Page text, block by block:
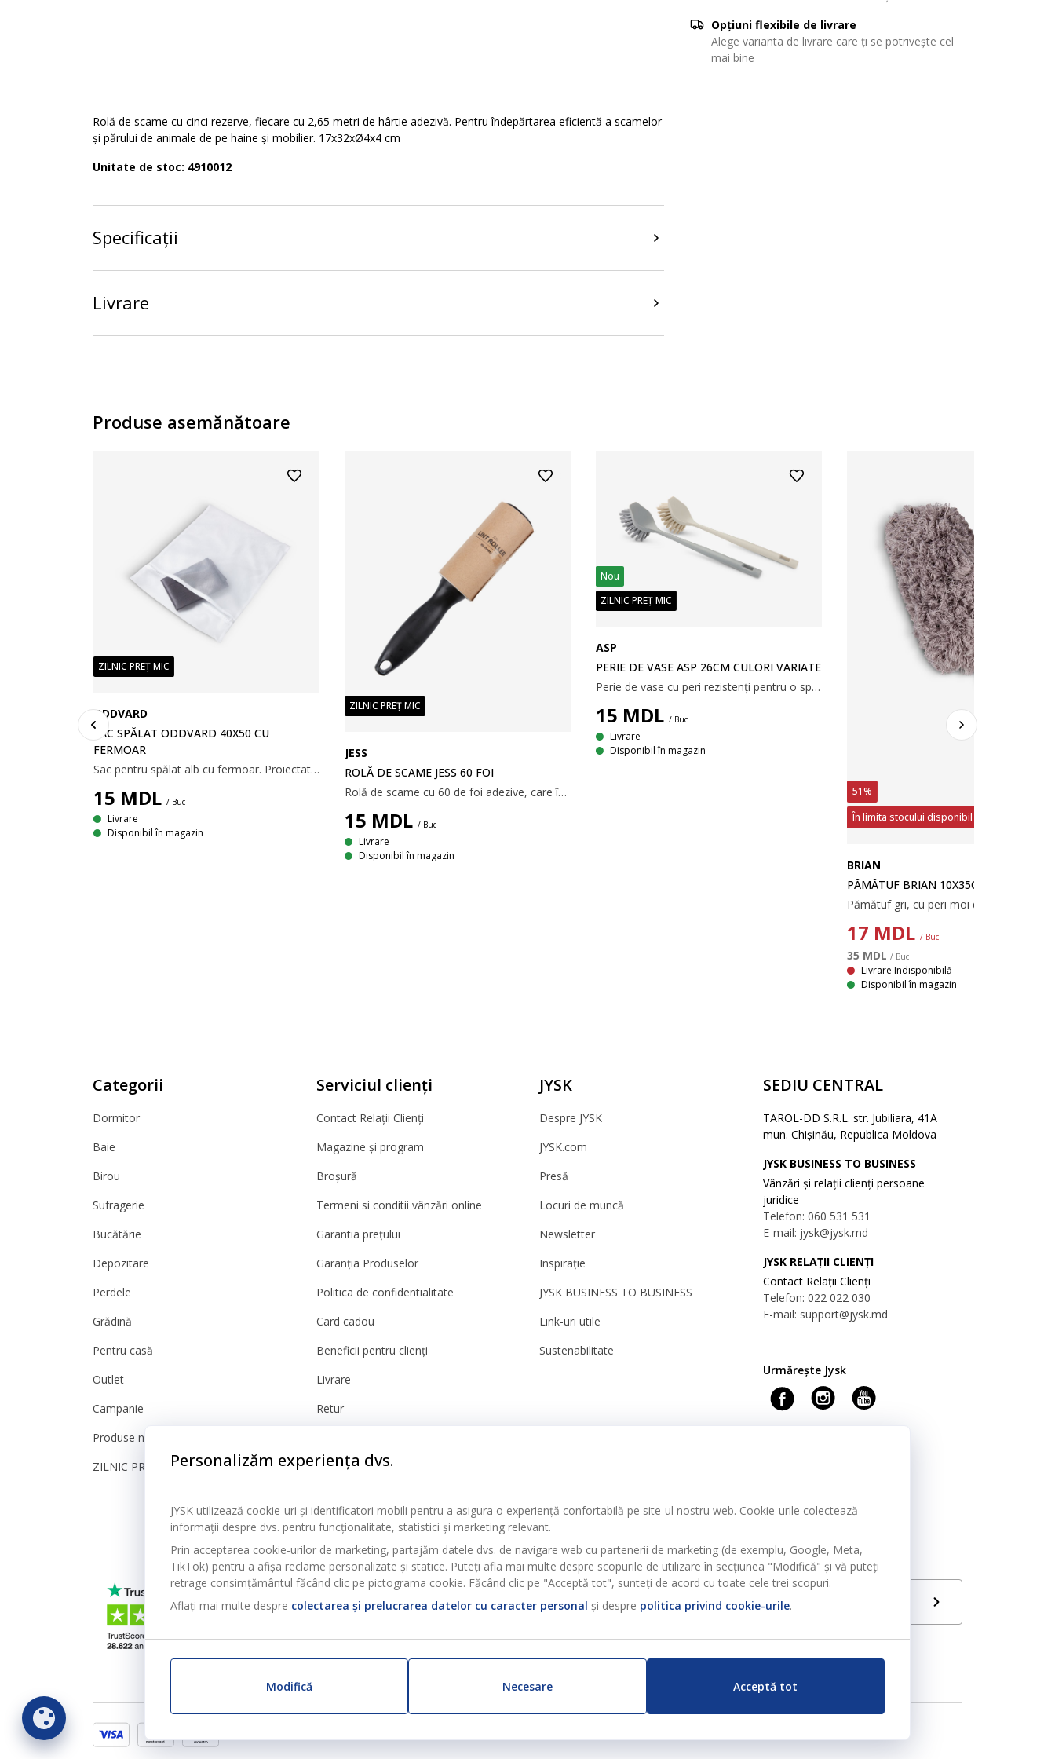
Opțiuni flexibile de livrare
Alege varianta de livrare care ți se potrivește cel
mai bine
Rolă de scame cu cinci rezerve, fiecare cu 2,65 metri de hârtie adezivă. Pentru îndepărtarea eficientă a scamelor
și părului de animale de pe haine și mobilier. 17x32xØ4x4 cm
Unitate de stoc: 4910012
Specificații
Livrare
Produse asemănătoare
ZILNIC PREȚ MIC
ODDVARD
SAC SPĂLAT ODDVARD 40X50 CU
FERMOAR
Sac pentru spălat alb cu fermoar. Proiectat pentru a proteja rufele delicate. Din plasă de poliester rezistentă. Poate fi spălat la 60°C. 40x50 cm
15 MDL / Buc
Livrare
Disponibil în magazin
ZILNIC PREȚ MIC
JESS
ROLĂ DE SCAME JESS 60 FOI
Rolă de scame cu 60 de foi adezive, care îndepărtează cu ușurință scamele, praful și părul de animale de pe haine și alte textile. Dispune de un mâner negru. 5x22xØ5x5 cm
15 MDL / Buc
Livrare
Disponibil în magazin
Nou
ZILNIC PREȚ MIC
ASP
PERIE DE VASE ASP 26CM CULORI VARIATE
Perie de vase cu peri rezistenți pentru o spălare eficientă. Mânerul lung este ideal pentru a ajunge în oalele sau paharele adânci. Se vinde individual, în culori variate. 4x26x5 cm
15 MDL / Buc
Livrare
Disponibil în magazin
51%
În limita stocului disponibil
BRIAN
PĂMĂTUF BRIAN 10X35CM GRI
17 MDL / Buc
35 MDL/ Buc
Livrare Indisponibilă
Disponibil în magazin
Categorii
Dormitor
Baie
Birou
Sufragerie
Bucătărie
Depozitare
Perdele
Grădină
Pentru casă
Outlet
Campanie
Produse noi
ZILNIC PREȚ MIC
Serviciul clienți
Contact Relații Clienți
Magazine și program
Broșură
Termeni si conditii vânzări online
Garantia prețului
Garanția Produselor
Politica de confidentialitate
Card cadou
Beneficii pentru clienți
Livrare
Retur
Setări Cookie-uri
JYSK
Despre JYSK
JYSK.com
Presă
Locuri de muncă
Newsletter
Inspirație
JYSK BUSINESS TO BUSINESS
Link-uri utile
Sustenabilitate
SEDIU CENTRAL
TAROL-DD S.R.L. str. Jubiliara, 41A
mun. Chișinău, Republica Moldova
JYSK BUSINESS TO BUSINESS
Vânzări și relații clienți persoane
juridice
Telefon: 060 531 531
E-mail: jysk@jysk.md
JYSK RELAȚII CLIENȚI
Contact Relații Clienți
Telefon: 022 022 030
E-mail: support@jysk.md
Urmărește Jysk
RO
Personalizăm experiența dvs.
JYSK utilizează cookie-uri și identificatori mobili pentru a asigura o experiență confortabilă pe site-ul nostru web. Cookie-urile colectează
informații despre dvs. pentru funcționalitate, statistici și marketing relevant.
Prin acceptarea cookie-urilor de marketing, partajăm datele dvs. de navigare web cu partenerii de marketing (de exemplu, Google, Meta,
TikTok) pentru a afișa reclame personalizate și statice. Puteți afla mai multe despre scopurile de utilizare în secțiunea "Modifică" și vă puteți
retrage consimțământul făcând clic pe pictograma cookie. Făcând clic pe "Acceptă tot", sunteți de acord cu toate cele trei scopuri.
Aflați mai multe despre colectarea și prelucrarea datelor cu caracter personal și despre politica privind cookie-urile.
Modifică Necesare Acceptă tot